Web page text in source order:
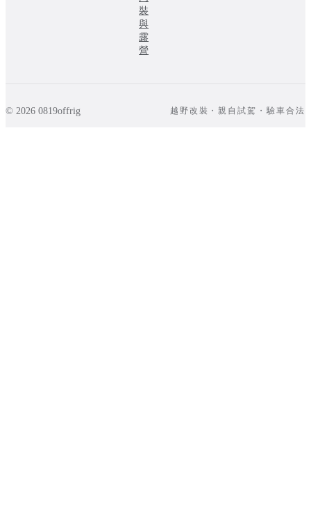
裝
與
露
營
© 2026 0819offrig 越野改裝・親自試駕・驗車合法